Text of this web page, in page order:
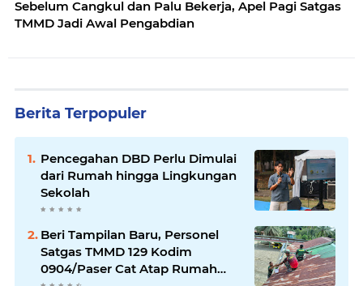
Sebelum Cangkul dan Palu Bekerja, Apel Pagi Satgas
TMMD Jadi Awal Pengabdian
Berita Terpopuler
Pencegahan DBD Perlu Dimulai
dari Rumah hingga Lingkungan
Sekolah
Beri Tampilan Baru, Personel
Satgas TMMD 129 Kodim
0904/Paser Cat Atap Rumah